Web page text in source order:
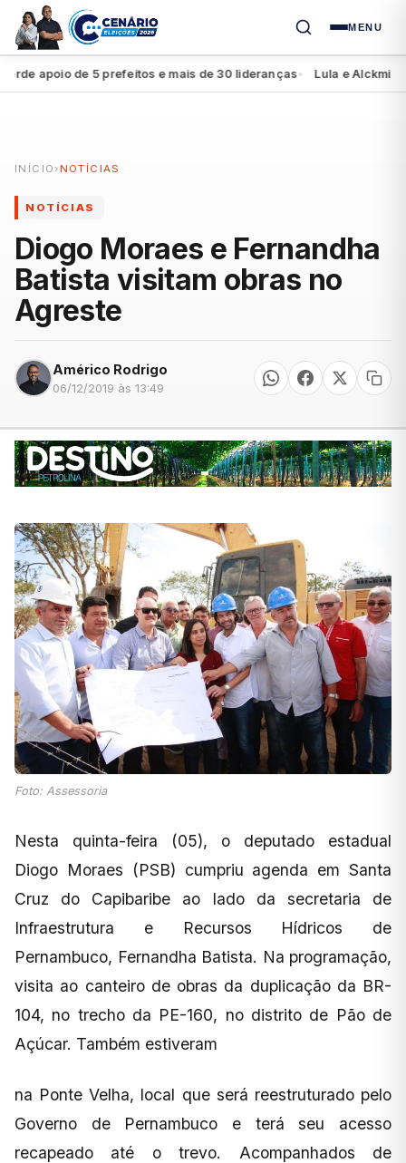
MENU
apoio de 5 prefeitos e mais de 30 lideranças● Lula e Alckmin
INÍCIO › NOTÍCIAS
NOTÍCIAS
Diogo Moraes e Fernandha
Batista visitam obras no
Agreste
Américo Rodrigo
06/12/2019 às 13:49
Foto: Assessoria
Nesta quinta-feira (05), o deputado estadual
Diogo Moraes (PSB) cumpriu agenda em Santa
Cruz do Capibaribe ao lado da secretaria de
Infraestrutura e Recursos Hídricos de
Pernambuco, Fernandha Batista. Na programação,
visita ao canteiro de obras da duplicação da BR-
104, no trecho da PE-160, no distrito de Pão de
Açúcar. Também estiveram
na Ponte Velha, local que será reestruturado pelo
Governo de Pernambuco e terá seu acesso
recapeado até o trevo. Acompanhados de